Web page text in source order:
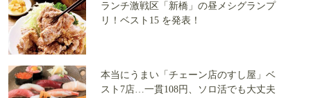
ランチ激戦区「新橋」の昼メシグランプ
リ！ベスト15 を発表！
本当にうまい「チェーン店のすし屋」ベ
スト7店…一貫108円、ソロ活でも大丈夫